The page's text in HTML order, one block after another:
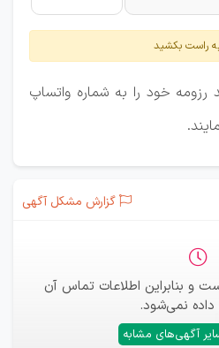
راست بکشید
رزومه خود را به شماره واتساپ
گزارش مشکل آگهی
و بنابراین اطلاعات تماس آن
نمی‌شود.
آگهی‌های مشابه